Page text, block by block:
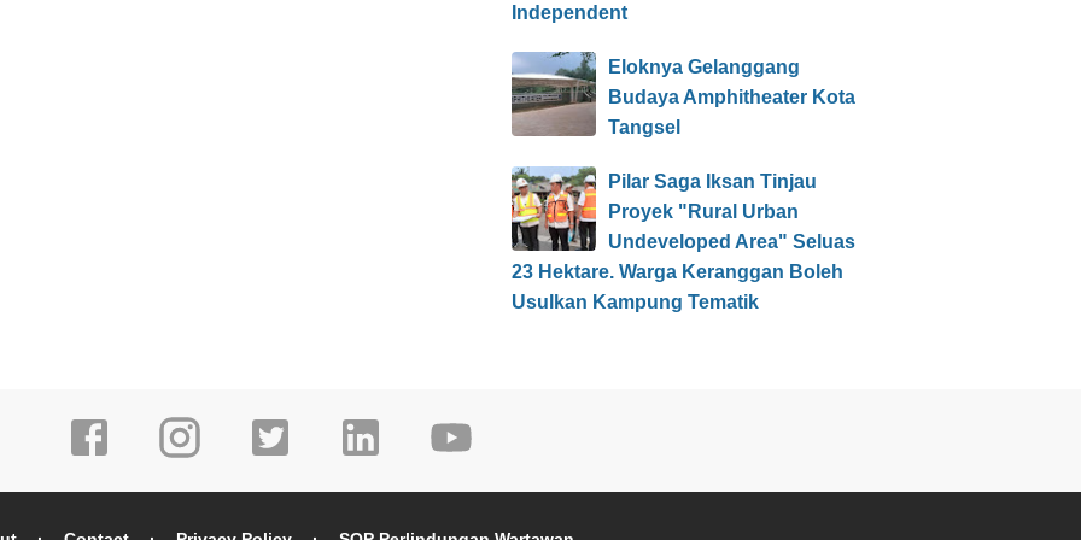
Independent
Eloknya Gelanggang
Budaya Amphitheater Kota
Tangsel
Pilar Saga Iksan Tinjau
Proyek "Rural Urban
Undeveloped Area" Seluas
23 Hektare. Warga Keranggan Boleh
Usulkan Kampung Tematik